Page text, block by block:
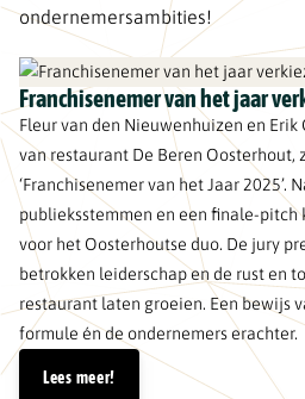
ondernemersambities!
Franchisenemer van het jaar
Fleur van den Nieuwenhuizen en Erik
van restaurant De Beren
‘Franchisenemer van het Jaar 2025’.
publieksstemmen en een finale-pitch
voor het Oosterhoutse duo. De jury
betrokken leiderschap en de rust en
restaurant laten groeien. Een bewijs
formule én de ondernemers erachter.
Lees meer!